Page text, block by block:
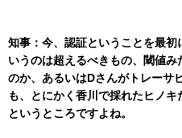
知事：今、認証ということを最
いうのは超えるべきもの、閾値
のか、あるいはDさんがトレーサ
も、とにかく香川で採れたヒノ
というところですよね。